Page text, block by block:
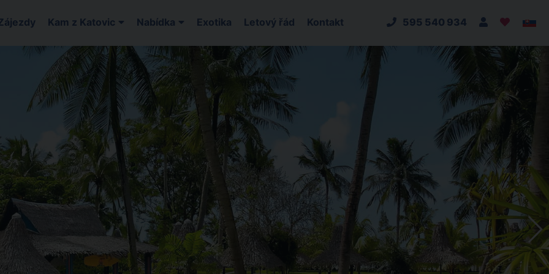
Kam z Katovic Nabídka Exotika Letový řád Kontakt 595 540 934